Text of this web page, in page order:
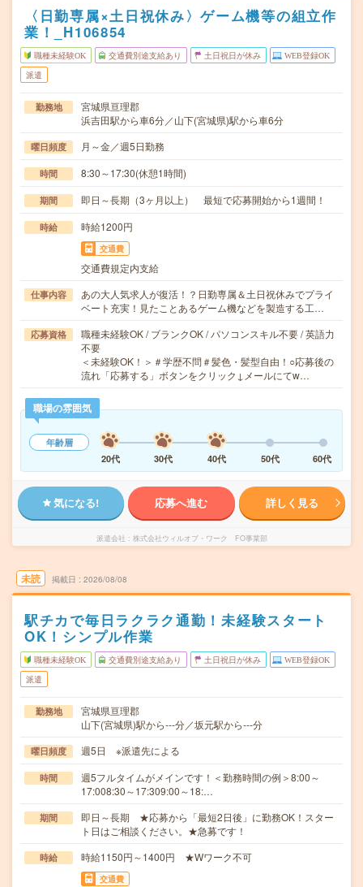
〈日勤専属×土日祝休み〉ゲーム機等の組立作
業！_H106854
職種未経験OK 交通費別途支給あり 土日祝日が休み WEB登録OK
派遣
勤務地
宮城県亘理郡
浜吉田駅から車6分／山下(宮城県)駅から車6分
曜日頻度 月～金／週5日勤務
時間 8:30～17:30(休憩1時間)
期間 即日～長期（3ヶ月以上） 最短で応募開始から1週間！
時給 時給1200円
交通費
交通費規定内支給
仕事内容
あの大人気求人が復活！？日勤専属＆土日祝休みでプライ
ベート充実！見たことあるゲーム機などを製造する工…
応募資格
職種未経験OK / ブランクOK / パソコンスキル不要 / 英語力
不要
＜未経験OK！＞＃学歴不問＃髪色・髪型自由！○応募後の
流れ「応募する」ボタンをクリック↓メールにてw…
職場の雰囲気
年齢層
20代
30代 40代 50代 60代
気になる! 応募へ進む 詳しく見る
派遣会社 株式会社ウィルオブ・ワーク FO事業部
未読 掲載日 2026/08/08
駅チカで毎日ラクラク通勤！未経験スタート
OK！シンプル作業
職種未経験OK 交通費別途支給あり 土日祝日が休み WEB登録OK
派遣
勤務地
宮城県亘理郡
山下(宮城県)駅から---分／坂元駅から---分
曜日頻度 週5日 ※派遣先による
時間
週5フルタイムがメインです！＜勤務時間の例＞8:00～
17:008:30～17:309:00～18:…
期間
即日～長期 ★応募から「最短2日後」に勤務OK！スター
ト日はご相談ください。★急募です！
時給 時給1150円～1400円 ★Wワーク不可
交通費